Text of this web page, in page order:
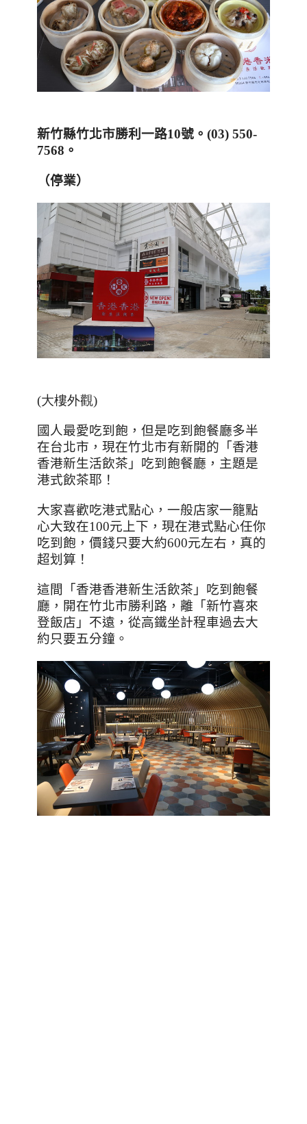
新竹縣竹北市勝利一路10號 。 (03) 550-
7568 。
（停業）
(大樓外觀)
國人最愛吃到飽，但是吃到飽餐廳多半
在台北市，現在竹北市有新開的 「香港
香港新生活飲茶 」 吃到飽餐廳，主題是
港式飲茶耶！
大家喜歡吃港式點心，一般店家一籠點
心大致在100元上下，現在港式點心任你
吃到飽，價錢只要大約600元左右，真的
超划算！
這間「香港香港新生活飲茶」吃到飽餐
廳，開在竹北市勝利路，離「新竹喜來
登飯店」不遠，從高鐵坐計程車過去大
約只要五分鐘。